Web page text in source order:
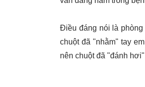
Điều đáng nói là
chuột đã "nhằm" tay
nên chuột đã "đánh